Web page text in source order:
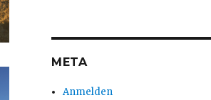
META
Anmelden